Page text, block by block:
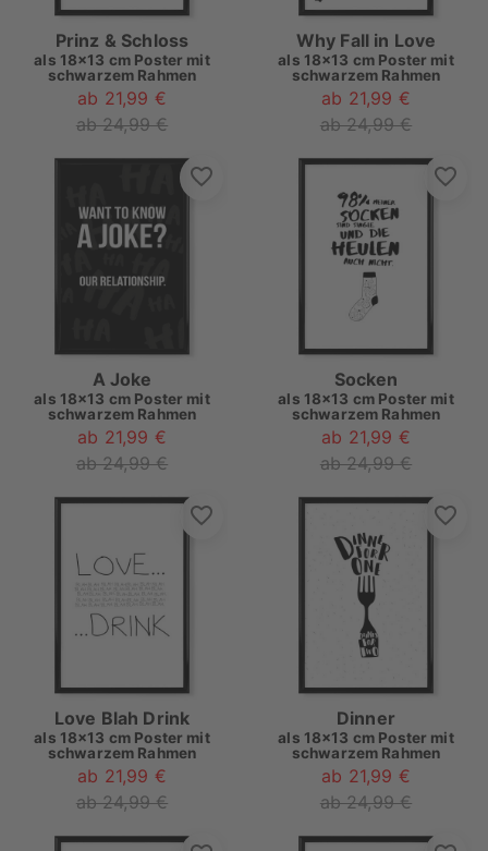
Prinz & Schloss
als 18x13 cm Poster mit
schwarzem Rahmen
ab 21,99 €
ab 24,99 €
Why Fall in Love
als 18x13 cm Poster mit
schwarzem Rahmen
ab 21,99 €
ab 24,99 €
A Joke
als 18x13 cm Poster mit
schwarzem Rahmen
ab 21,99 €
ab 24,99 €
Socken
als 18x13 cm Poster mit
schwarzem Rahmen
ab 21,99 €
ab 24,99 €
Love Blah Drink
als 18x13 cm Poster mit
schwarzem Rahmen
ab 21,99 €
ab 24,99 €
Dinner
als 18x13 cm Poster mit
schwarzem Rahmen
ab 21,99 €
ab 24,99 €